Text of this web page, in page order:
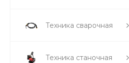
Техника сварочная
Техника станочная